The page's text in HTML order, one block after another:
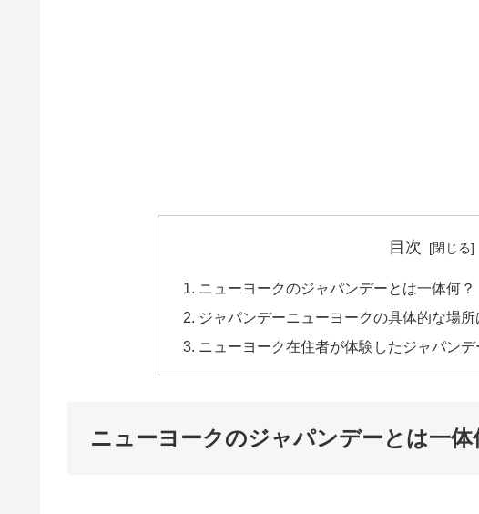
目次
ニューヨークのジャパンデーとは一体何？
ジャパンデーニューヨークの具体的な場
ニューヨーク在住者が体験したジャパンデ
ニューヨークのジャパンデーとは一体